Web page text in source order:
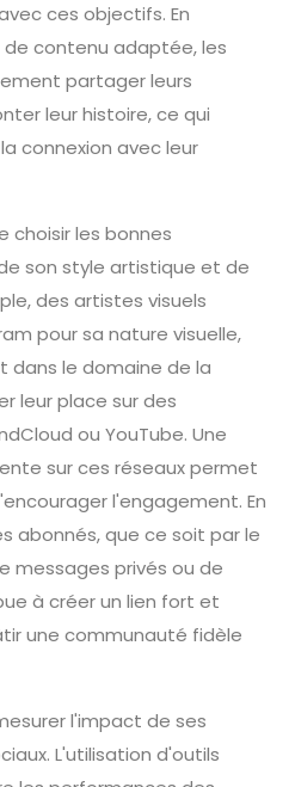
ces objectifs. En
contenu adaptée, les
partager leurs
leur histoire, ce qui
connexion avec leur
choisir les bonnes
son style artistique et de
des artistes visuels
pour sa nature visuelle,
dans le domaine de la
leur place sur des
ou YouTube. Une
sur ces réseaux permet
l'engagement. En
abonnés, que ce soit par le
messages privés ou de
à créer un lien fort et
une communauté fidèle
l'impact de ses
L'utilisation d'outils